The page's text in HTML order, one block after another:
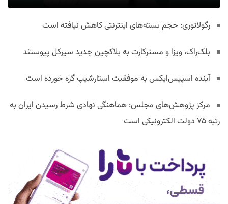
رگولاتوری: حجم بسته‌های اینترنتی کاهش نیافته است
بلک‌راک، ویزا و مسترکارت به بلاکچین جدید سیرکل پیوستند
آینده اسپیس‌ایکس به موفقیت استارشیپ گره خورده است
مرکز پژوهش‌های مجلس: هماهنگی نهادی شرط رسیدن ایران به
رتبه ۷۵ دولت الکترونیکی است